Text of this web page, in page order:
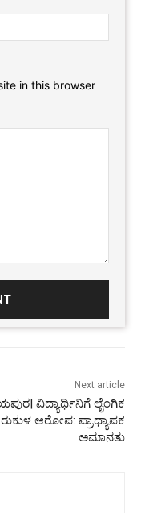
in this browser
Next article
ವಿದ್ಯಾರ್ಥಿನಿಗೆ ಲೈಂಗಿಕ
ಆರೋಪ: ಪ್ರಾಧ್ಯಾಪಕ
ಅಮಾನತು